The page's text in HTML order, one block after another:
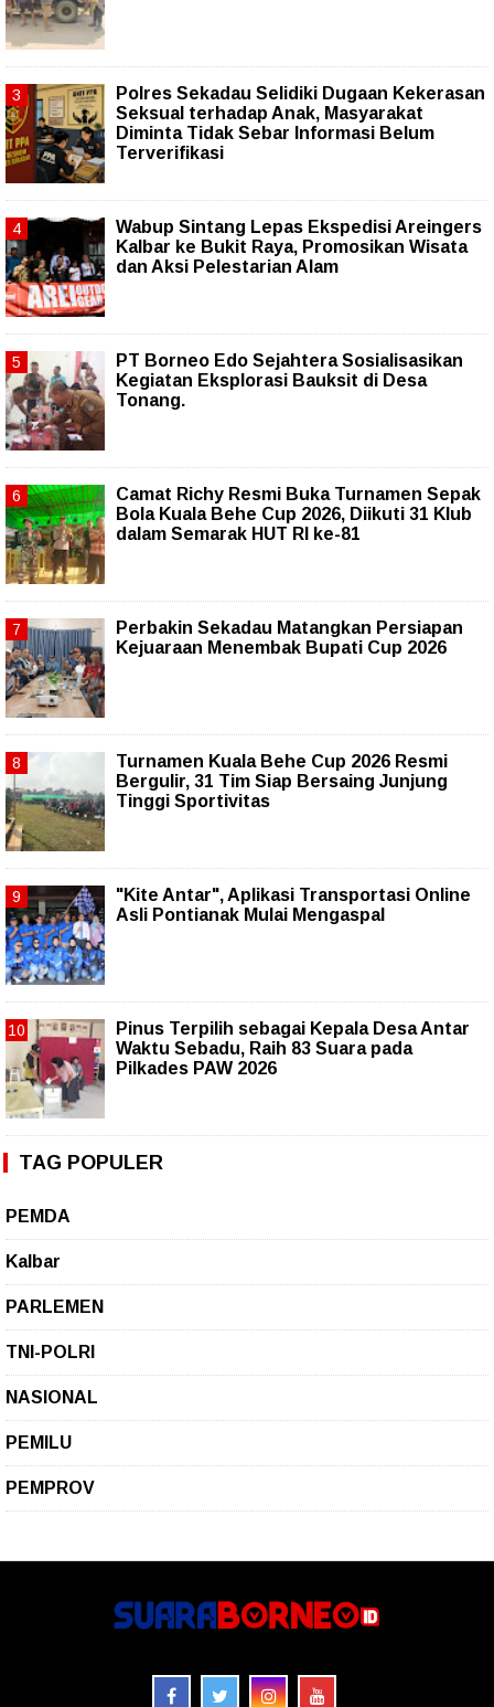
Polres Sekadau Selidiki Dugaan Kekerasan
Seksual terhadap Anak, Masyarakat
Diminta Tidak Sebar Informasi Belum
Terverifikasi
Wabup Sintang Lepas Ekspedisi Areingers
Kalbar ke Bukit Raya, Promosikan Wisata
dan Aksi Pelestarian Alam
PT Borneo Edo Sejahtera Sosialisasikan
Kegiatan Eksplorasi Bauksit di Desa
Tonang.
Camat Richy Resmi Buka Turnamen Sepak
Bola Kuala Behe Cup 2026, Diikuti 31 Klub
dalam Semarak HUT RI ke-81
Perbakin Sekadau Matangkan Persiapan
Kejuaraan Menembak Bupati Cup 2026
Turnamen Kuala Behe Cup 2026 Resmi
Bergulir, 31 Tim Siap Bersaing Junjung
Tinggi Sportivitas
"Kite Antar", Aplikasi Transportasi Online
Asli Pontianak Mulai Mengaspal
Pinus Terpilih sebagai Kepala Desa Antar
Waktu Sebadu, Raih 83 Suara pada
Pilkades PAW 2026
TAG POPULER
PEMDA
Kalbar
PARLEMEN
TNI-POLRI
NASIONAL
PEMILU
PEMPROV